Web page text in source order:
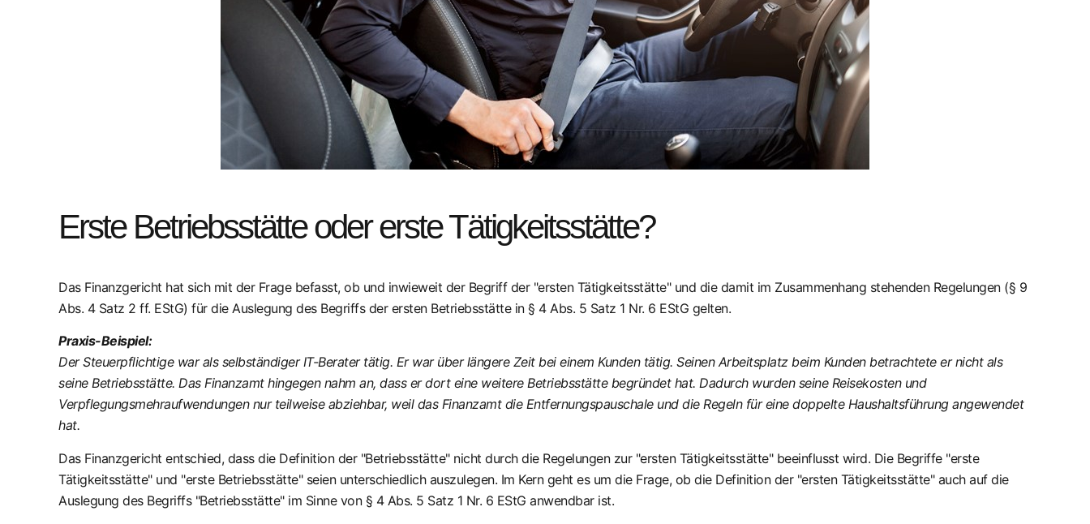
Erste Betriebsstätte oder erste Tätigkeitsstätte?
Das Finanzgericht hat sich mit der Frage befasst, ob und inwieweit der Begriff der "ersten Tätigkeitsstätte" und die damit im Zusammenhang stehenden Regelungen (§ 9
Abs. 4 Satz 2 ff. EStG) für die Auslegung des Begriffs der ersten Betriebsstätte in § 4 Abs. 5 Satz 1 Nr. 6 EStG gelten.
Praxis-Beispiel:
Der Steuerpflichtige war als selbständiger IT-Berater tätig. Er war über längere Zeit bei einem Kunden tätig. Seinen Arbeitsplatz beim Kunden betrachtete er nicht als
seine Betriebsstätte. Das Finanzamt hingegen nahm an, dass er dort eine weitere Betriebsstätte begründet hat. Dadurch wurden seine Reisekosten und
Verpflegungsmehraufwendungen nur teilweise abziehbar, weil das Finanzamt die Entfernungspauschale und die Regeln für eine doppelte Haushaltsführung angewendet
hat.
Das Finanzgericht entschied, dass die Definition der "Betriebsstätte" nicht durch die Regelungen zur "ersten Tätigkeitsstätte" beeinflusst wird. Die Begriffe "erste
Tätigkeitsstätte" und "erste Betriebsstätte" seien unterschiedlich auszulegen. Im Kern geht es um die Frage, ob die Definition der "ersten Tätigkeitsstätte" auch auf die
Auslegung des Begriffs "Betriebsstätte" im Sinne von § 4 Abs. 5 Satz 1 Nr. 6 EStG anwendbar ist.